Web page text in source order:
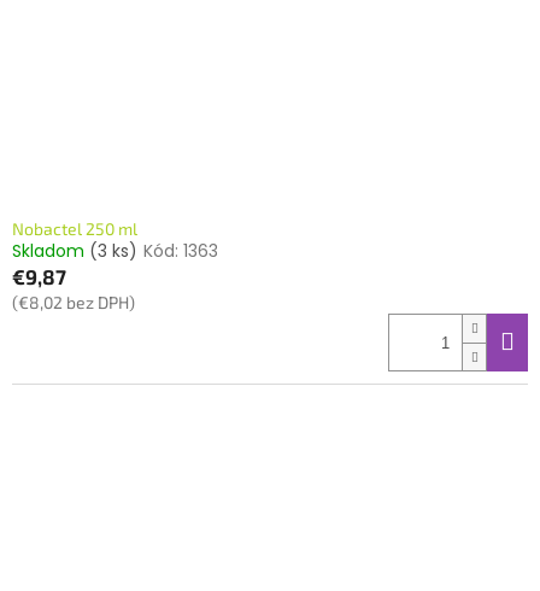
Nobactel 250 ml
Skladom (3 ks) Kód: 1363
€9,87
(€8,02 bez DPH)